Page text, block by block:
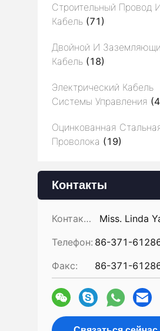
Строительный Провод
Кабель (71)
Двойной И
Кабель (18)
Электрический Кабель
Системы Управления
Оцинкованная
Проволока (19)
Контакты
Контакты:
Miss. Linda
Телефон:
Факс: